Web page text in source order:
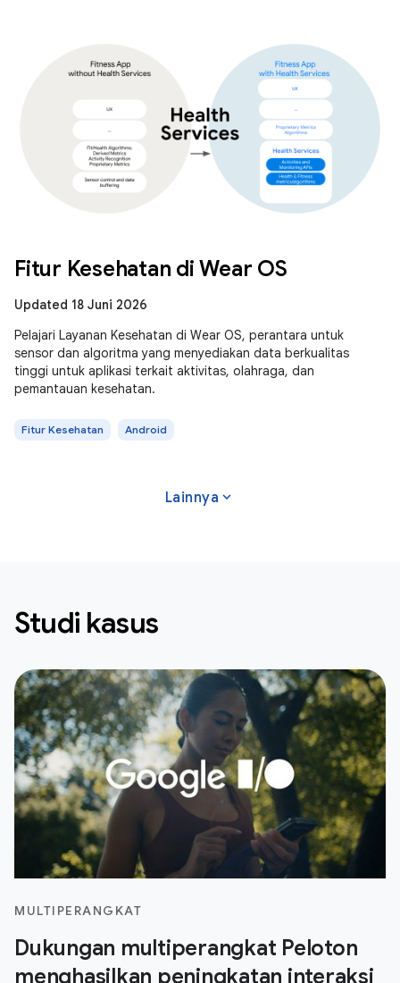
Fitur Kesehatan di Wear OS
Updated 18 Juni 2026
Pelajari Layanan Kesehatan di Wear OS, perantara untuk
sensor dan algoritma yang menyediakan data berkualitas
tinggi untuk aplikasi terkait aktivitas, olahraga, dan
pemantauan kesehatan.
Fitur Kesehatan Android
Lainnya expand_more
Studi kasus
MULTIPERANGKAT
Dukungan multiperangkat Peloton
menghasilkan peningkatan interaksi